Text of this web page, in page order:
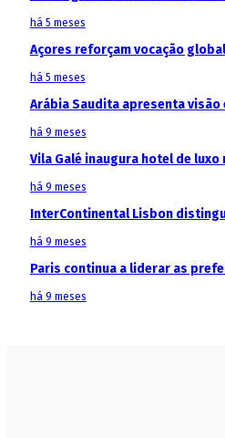
há 5 meses
Açores reforçam vocação global
há 5 meses
Arábia Saudita apresenta
há 9 meses
Vila Galé inaugura hotel de
há 9 meses
InterContinental Lisbon
há 9 meses
Paris continua a liderar as
há 9 meses